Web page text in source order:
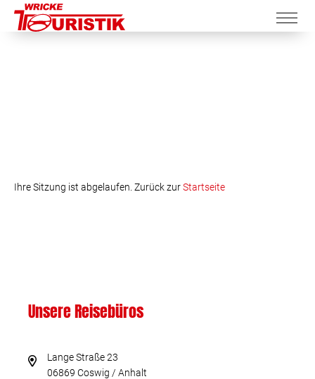
Ihre Sitzung ist abgelaufen. Zurück zurStartseite
Unsere Reisebüros
Lange Straße 23
06869 Coswig / Anhalt